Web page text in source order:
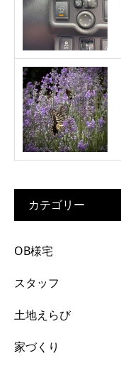
カテゴリー
OB様宅
スタッフ
土地えらび
家づくり